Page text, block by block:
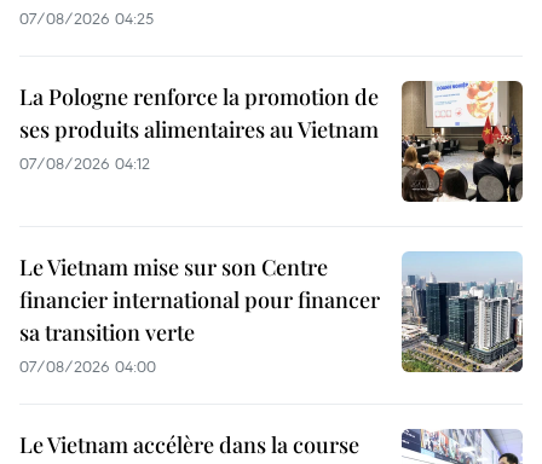
07/08/2026 04:25
La Pologne renforce la promotion de
ses produits alimentaires au Vietnam
07/08/2026 04:12
Le Vietnam mise sur son Centre
financier international pour financer
sa transition verte
07/08/2026 04:00
Le Vietnam accélère dans la course